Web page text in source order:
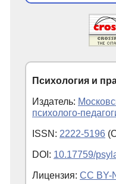
Психология и
Издатель:
психолого-
ISSN: 2222-5196
DOI: 10.17759/
Лицензия: CC BY-